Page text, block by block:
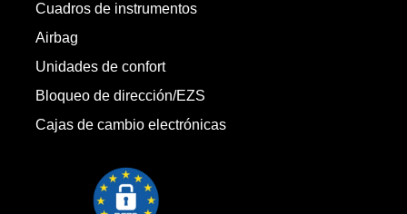
Cuadros de instrumentos
Airbag
Unidades de confort
Bloqueo de dirección/EZS
Cajas de cambio electrónicas